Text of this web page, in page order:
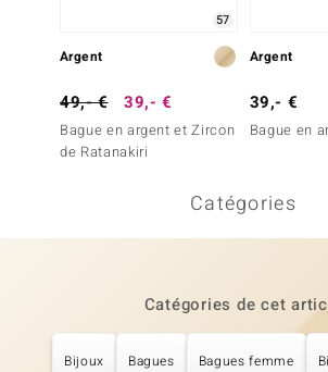
57
Argent
49,- € 39,- €
Bague en argent et Zircon
de Ratanakiri
Argent
39,- €
Bague en
Catégories
Catégories de cet
Bijoux Bagues Bagues femme